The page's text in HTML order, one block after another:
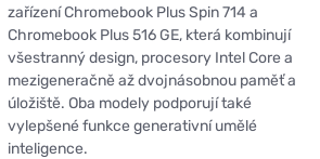
zařízení Chromebook Plus Spin 714 a
Chromebook Plus 516 GE, která kombinují
všestranný design, procesory Intel Core a
mezigeneračně až dvojnásobnou paměť a
úložiště. Oba modely podporují také
vylepšené funkce generativní umělé
inteligence.